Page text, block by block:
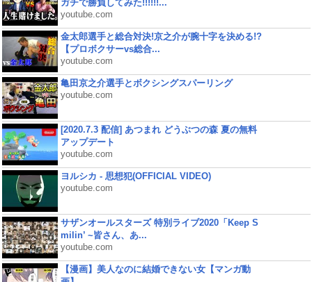
ガチで勝負してみた!!!!!!...
youtube.com
金太郎選手と総合対決!京之介が腕十字を決める!?
【プロボクサーvs総合...
youtube.com
亀田京之介選手とボクシングスパーリング
youtube.com
[2020.7.3 配信] あつまれ どうぶつの森 夏の無料
アップデート
youtube.com
ヨルシカ - 思想犯(OFFICIAL VIDEO)
youtube.com
サザンオールスターズ 特別ライブ2020「Keep S
milin’ ~皆さん、あ...
youtube.com
【漫画】美人なのに結婚できない女【マンガ動